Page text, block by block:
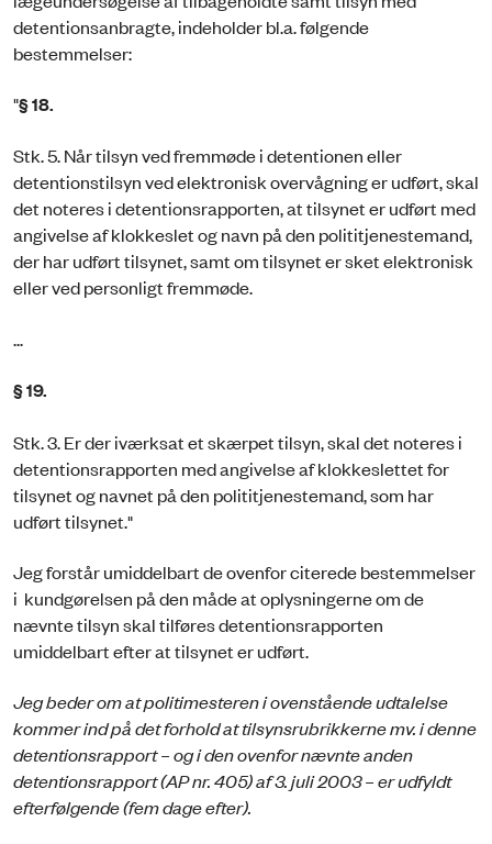
detentionsanbragte, indeholder bl.a. følgende
bestemmelser:
"§ 18.
Stk. 5. Når tilsyn ved fremmøde i detentionen eller
detentionstilsyn ved elektronisk overvågning er udført, skal
det noteres i detentionsrapporten, at tilsynet er udført med
angivelse af klokkeslet og navn på den polititjenestemand,
der har udført tilsynet, samt om tilsynet er sket elektronisk
eller ved personligt fremmøde.
...
§ 19.
Stk. 3. Er der iværksat et skærpet tilsyn, skal det noteres i
detentionsrapporten med angivelse af klokkeslettet for
tilsynet og navnet på den polititjenestemand, som har
udført tilsynet."
Jeg forstår umiddelbart de ovenfor citerede bestemmelser
i kundgørelsen på den måde at oplysningerne om de
nævnte tilsyn skal tilføres detentionsrapporten
umiddelbart efter at tilsynet er udført.
Jeg beder om at politimesteren i ovenstående udtalelse
kommer ind på det forhold at tilsynsrubrikkerne mv. i denne
detentionsrapport – og i den ovenfor nævnte anden
detentionsrapport (AP nr. 405) af 3. juli 2003 – er udfyldt
efterfølgende (fem dage efter).